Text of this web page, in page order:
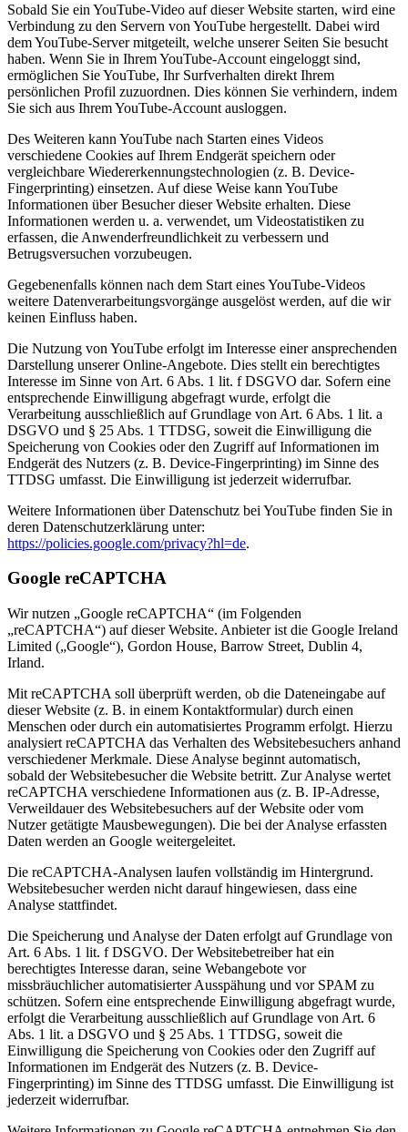
Sobald Sie ein YouTube-Video auf dieser Website starten, wird eine
Verbindung zu den Servern von YouTube hergestellt. Dabei wird
dem YouTube-Server mitgeteilt, welche unserer Seiten Sie besucht
haben. Wenn Sie in Ihrem YouTube-Account eingeloggt sind,
ermöglichen Sie YouTube, Ihr Surfverhalten direkt Ihrem
persönlichen Profil zuzuordnen. Dies können Sie verhindern, indem
Sie sich aus Ihrem YouTube-Account ausloggen.
Des Weiteren kann YouTube nach Starten eines Videos
verschiedene Cookies auf Ihrem Endgerät speichern oder
vergleichbare Wiedererkennungstechnologien (z. B. Device-
Fingerprinting) einsetzen. Auf diese Weise kann YouTube
Informationen über Besucher dieser Website erhalten. Diese
Informationen werden u. a. verwendet, um Videostatistiken zu
erfassen, die Anwenderfreundlichkeit zu verbessern und
Betrugsversuchen vorzubeugen.
Gegebenenfalls können nach dem Start eines YouTube-Videos
weitere Datenverarbeitungsvorgänge ausgelöst werden, auf die wir
keinen Einfluss haben.
Die Nutzung von YouTube erfolgt im Interesse einer ansprechenden
Darstellung unserer Online-Angebote. Dies stellt ein berechtigtes
Interesse im Sinne von Art. 6 Abs. 1 lit. f DSGVO dar. Sofern eine
entsprechende Einwilligung abgefragt wurde, erfolgt die
Verarbeitung ausschließlich auf Grundlage von Art. 6 Abs. 1 lit. a
DSGVO und § 25 Abs. 1 TTDSG, soweit die Einwilligung die
Speicherung von Cookies oder den Zugriff auf Informationen im
Endgerät des Nutzers (z. B. Device-Fingerprinting) im Sinne des
TTDSG umfasst. Die Einwilligung ist jederzeit widerrufbar.
Weitere Informationen über Datenschutz bei YouTube finden Sie in
deren Datenschutzerklärung unter:
https://policies.google.com/privacy?hl=de.
Google reCAPTCHA
Wir nutzen „Google reCAPTCHA“ (im Folgenden
„reCAPTCHA“) auf dieser Website. Anbieter ist die Google Ireland
Limited („Google“), Gordon House, Barrow Street, Dublin 4,
Irland.
Mit reCAPTCHA soll überprüft werden, ob die Dateneingabe auf
dieser Website (z. B. in einem Kontaktformular) durch einen
Menschen oder durch ein automatisiertes Programm erfolgt. Hierzu
analysiert reCAPTCHA das Verhalten des Websitebesuchers anhand
verschiedener Merkmale. Diese Analyse beginnt automatisch,
sobald der Websitebesucher die Website betritt. Zur Analyse wertet
reCAPTCHA verschiedene Informationen aus (z. B. IP-Adresse,
Verweildauer des Websitebesuchers auf der Website oder vom
Nutzer getätigte Mausbewegungen). Die bei der Analyse erfassten
Daten werden an Google weitergeleitet.
Die reCAPTCHA-Analysen laufen vollständig im Hintergrund.
Websitebesucher werden nicht darauf hingewiesen, dass eine
Analyse stattfindet.
Die Speicherung und Analyse der Daten erfolgt auf Grundlage von
Art. 6 Abs. 1 lit. f DSGVO. Der Websitebetreiber hat ein
berechtigtes Interesse daran, seine Webangebote vor
missbräuchlicher automatisierter Ausspähung und vor SPAM zu
schützen. Sofern eine entsprechende Einwilligung abgefragt wurde,
erfolgt die Verarbeitung ausschließlich auf Grundlage von Art. 6
Abs. 1 lit. a DSGVO und § 25 Abs. 1 TTDSG, soweit die
Einwilligung die Speicherung von Cookies oder den Zugriff auf
Informationen im Endgerät des Nutzers (z. B. Device-
Fingerprinting) im Sinne des TTDSG umfasst. Die Einwilligung ist
jederzeit widerrufbar.